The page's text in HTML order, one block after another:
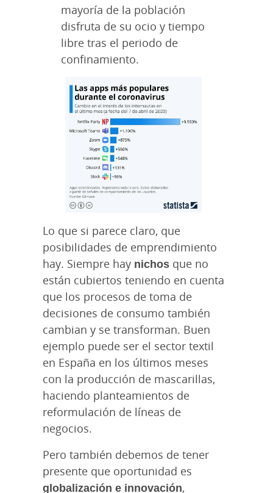
mayoría de la población
disfruta de su ocio y tiempo
libre tras el periodo de
confinamiento.
Lo que si parece claro, que
posibilidades de emprendimiento
hay. Siempre hay nichos que no
están cubiertos teniendo en cuenta
que los procesos de toma de
decisiones de consumo también
cambian y se transforman. Buen
ejemplo puede ser el sector textil
en España en los últimos meses
con la producción de mascarillas,
haciendo planteamientos de
reformulación de líneas de
negocios.
Pero también debemos de tener
presente que oportunidad es
globalización e innovación,